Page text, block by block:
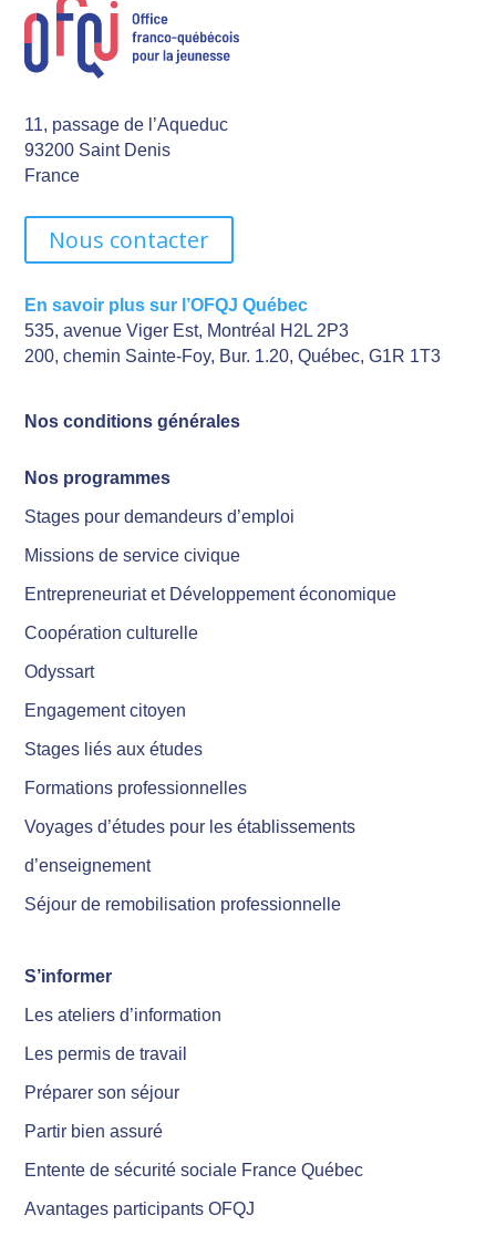
11, passage de l’Aqueduc
93200 Saint Denis
France
Nous contacter
En savoir plus sur l’OFQJ Québec
535, avenue Viger Est, Montréal H2L 2P3
200, chemin Sainte-Foy, Bur. 1.20, Québec, G1R 1T3
Nos conditions générales
Nos programmes
Stages pour demandeurs d’emploi
Missions de service civique
Entrepreneuriat et Développement économique
Coopération culturelle
Odyssart
Engagement citoyen
Stages liés aux études
Formations professionnelles
Voyages d’études pour les établissements
d’enseignement
Séjour de remobilisation professionnelle
S’informer
Les ateliers d’information
Les permis de travail
Préparer son séjour
Partir bien assuré
Entente de sécurité sociale France Québec
Avantages participants OFQJ